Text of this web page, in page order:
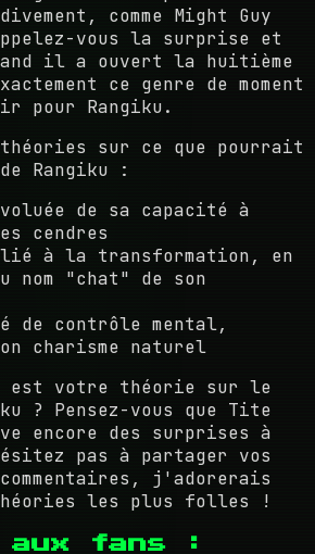
comme Might Guy
vous la surprise et
il a ouvert la huitième
ce genre de moment
pour Rangiku.
sur ce que pourrait
Rangiku :
de sa capacité à
cendres
lié à la transformation, en
nom "chat" de son
de contrôle mental,
charisme naturel
est votre théorie sur le
? Pensez-vous que Tite
encore des surprises à
pas à partager vos
j'adorerais
les plus folles !
aux fans :